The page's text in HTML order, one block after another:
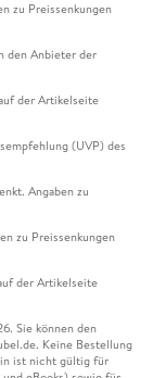
zu Preissenkungen
den Anbieter der
der Artikelseite
(UVP) des
Angaben zu
zu Preissenkungen
der Artikelseite
Sie können den
Keine Bestellung
ist nicht gültig für